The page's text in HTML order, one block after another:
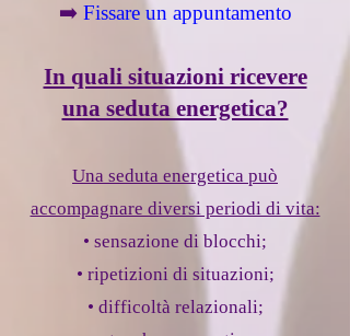
➡️ Fissare un appuntamento
In quali situazioni ricevere
una seduta energetica?
Una seduta energetica può
accompagnare diversi periodi di vita:
• sensazione di blocchi;
• ripetizioni di situazioni;
• difficoltà relazionali;